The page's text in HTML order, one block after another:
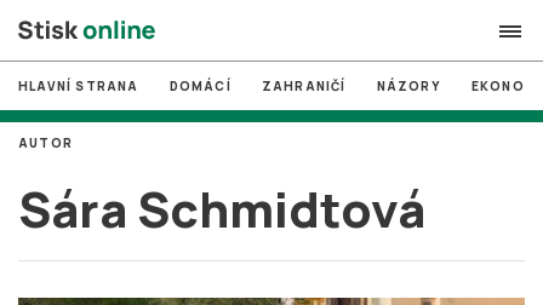
search
# MUNI
# Brno
# volby
HLAVNÍ STRANA DOMÁCÍ ZAHRANIČÍ NÁZORY
Sára Schmidtová
AUTOR